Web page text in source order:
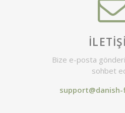
Bize e-posta
sohbet